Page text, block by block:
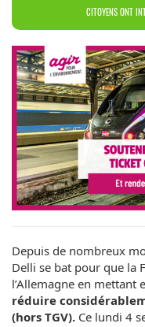
CITOYENS ONT
Depuis de nombreux
Delli se bat pour que la
l’Allemagne en mettant
réduire
(hors TGV). Ce lundi 4